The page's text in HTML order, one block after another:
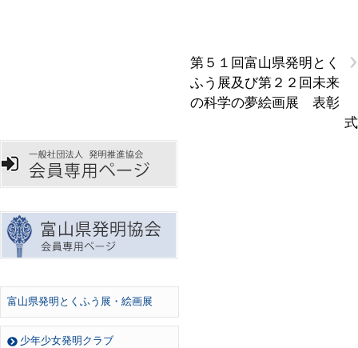
›
第５１回富山県発明とく
ふう展及び第２２回未来
の科学の夢絵画展 表彰
式
富山県発明とくふう展・絵画展
少年少女発明クラブ